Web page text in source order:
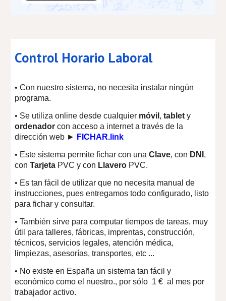
Control Horario Laboral
• Con nuestro sistema, no necesita instalar ningún
programa.
• Se utiliza online desde cualquier móvil ,tablety
ordenadorcon acceso a internet a través de la
dirección web ► FICHAR.link
• Este sistema permite fichar con unaClave, con DNI ,
conTarjeta PVC y con Llavero PVC.
• Es tan fácil de utilizar que no necesita manual de
instrucciones, pues entregamos todo configurado, listo
para fichar y consultar.
• También sirve para computar tiempos de tareas, muy
útil para talleres, fábricas, imprentas, construcción,
técnicos, servicios legales, atención médica,
limpiezas, asesorías, transportes, etc ...
• No existe en España un sistema tan fácil y
económico como el nuestro., por sólo 1 € al mes por
trabajador activo.